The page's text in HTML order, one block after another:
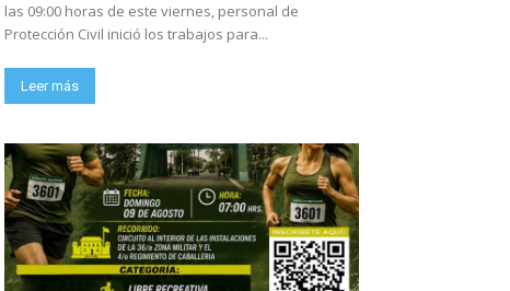
las 09:00 horas de este viernes, personal de
Protección Civil inició los trabajos para...
Leer más